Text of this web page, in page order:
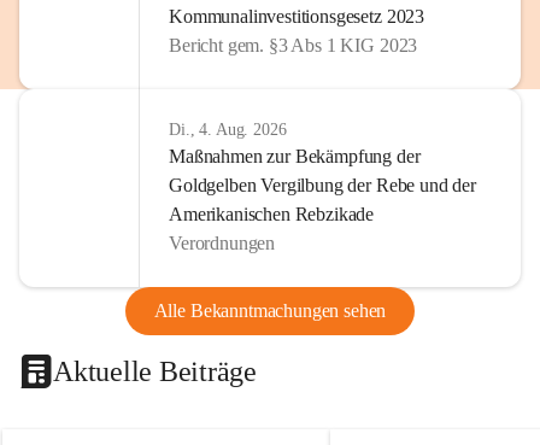
Kommunalinvestitionsgesetz 2023
Bericht gem. §3 Abs 1 KIG 2023
Di., 4. Aug. 2026
Maßnahmen zur Bekämpfung der
Goldgelben Vergilbung der Rebe und der
Amerikanischen Rebzikade
Verordnungen
Alle Bekanntmachungen sehen
Aktuelle Beiträge